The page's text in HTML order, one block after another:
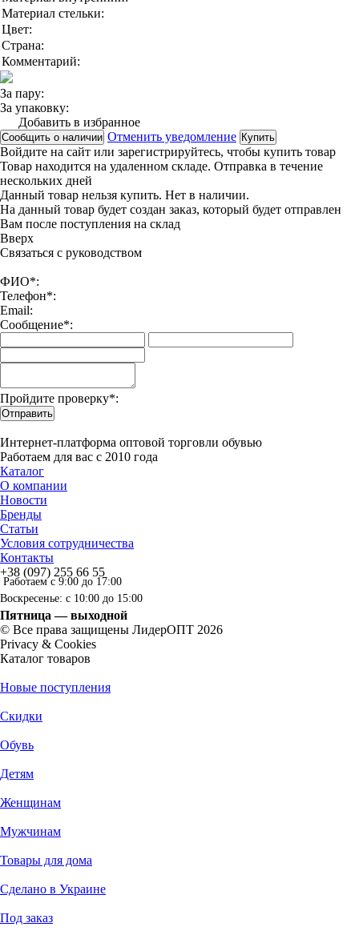
Материал стельки:
Цвет:
Страна:
Комментарий:
За пару:
За упаковку:
Добавить в избранное
Сообщить о наличии Отменить уведомление Купить
Войдите на сайт или зарегистрируйтесь, чтобы купить товар
Товар находится на удаленном складе. Отправка в течение
нескольких дней
Данный товар нельзя купить. Нет в наличии.
На данный товар будет создан заказ, который будет отправлен
Вам после поступления на склад
Вверx
Связаться с руководством
ФИО*:
Телефон*:
Email:
Сообщение*:
Пройдите проверку*:
Отправить
Интернет-платформа оптовой торговли обувью
Работаем для вас с 2010 года
Каталог
О компании
Новости
Бренды
Статьи
Условия сотрудничества
Контакты
+38 (097) 255 66 55
Работаем с 9:00 до 17:00
Воскресенье: с 10:00 до 15:00
Пятница — выходной
© Все права защищены ЛидерОПТ 2026
Privacy & Cookies
Каталог товаров
Новые поступления
Скидки
Обувь
Детям
Женщинам
Мужчинам
Товары для дома
Сделано в Украине
Под заказ